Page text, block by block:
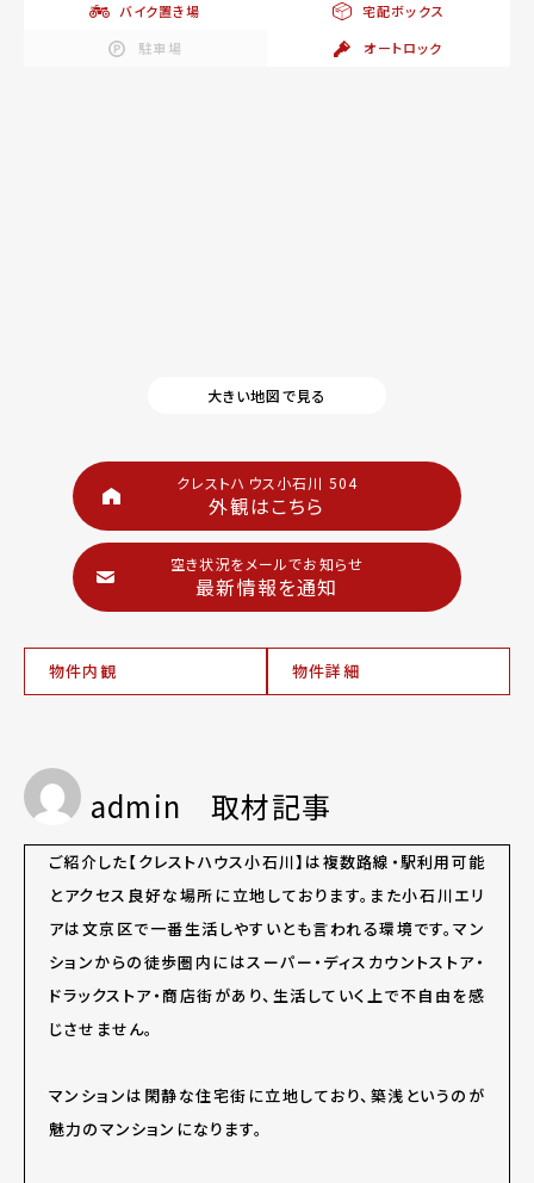
バイク置き場
宅配ボックス
駐車場
オートロック
大きい地図で見る
クレストハウス小石川 504
外観はこちら
空き状況をメールでお知らせ
最新情報を通知
物件内観 物件詳細
admin 取材記事
ご紹介した【クレストハウス小石川】は複数路線・駅利用可能
とアクセス良好な場所に立地しております。また小石川エリ
アは文京区で一番生活しやすいとも言われる環境です。マン
ションからの徒歩圏内にはスーパー・ディスカウントストア・
ドラックストア・商店街があり、生活していく上で不自由を感
じさせません。
マンションは閑静な住宅街に立地しており、築浅というのが
魅力のマンションになります。